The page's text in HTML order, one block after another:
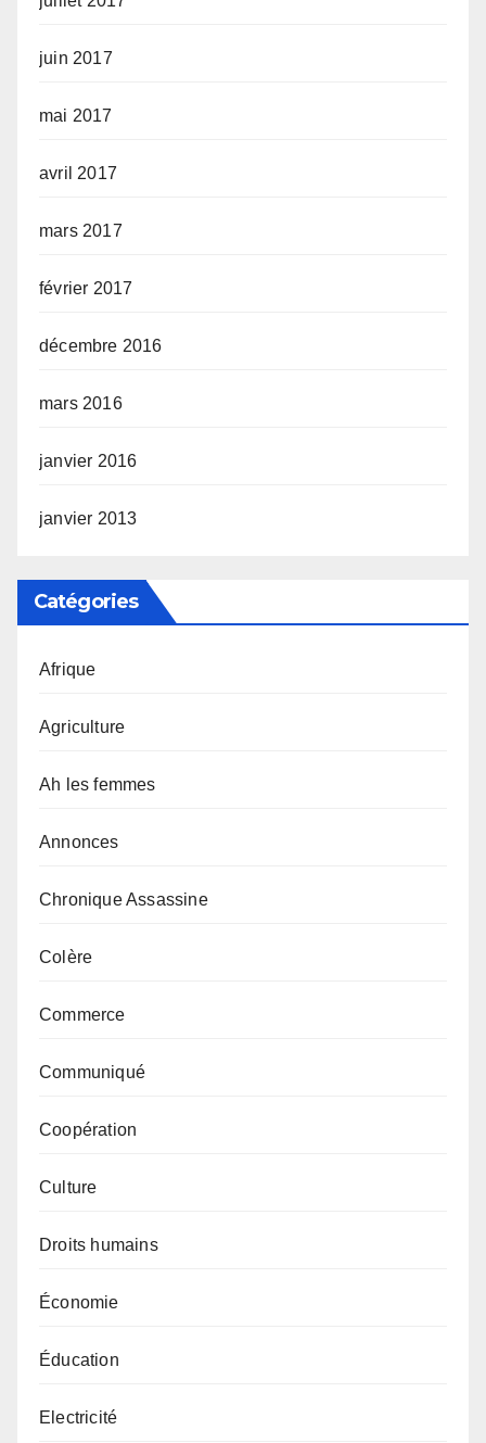
juin 2017
mai 2017
avril 2017
mars 2017
février 2017
décembre 2016
mars 2016
janvier 2016
janvier 2013
Catégories
Afrique
Agriculture
Ah les femmes
Annonces
Chronique Assassine
Colère
Commerce
Communiqué
Coopération
Culture
Droits humains
Économie
Éducation
Electricité